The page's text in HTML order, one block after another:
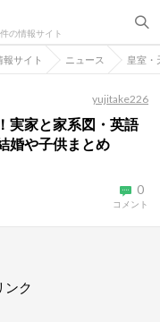
の情報サイト
サイト ニュース 皇室・
yujitake226
実家と家系図・英語
婚や子供まとめ
0
コメント
ンク